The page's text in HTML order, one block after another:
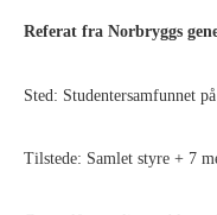
Referat fra Norbryggs
Sted: Studentersamfunnet
Tilstede: Samlet styre + 7